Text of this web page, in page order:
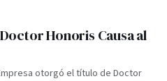
Honoris Causa al
otorgó el título de Doctor